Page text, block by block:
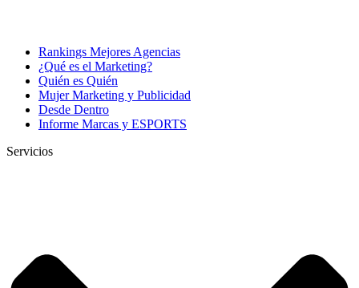
Rankings Mejores Agencias
¿Qué es el Marketing?
Quién es Quién
Mujer Marketing y Publicidad
Desde Dentro
Informe Marcas y ESPORTS
Servicios